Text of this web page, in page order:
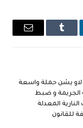
Tumblr
البريد
لاو يشن حملة واسعة
الجريمة و ضبط
النارية المعدلة
للقانون